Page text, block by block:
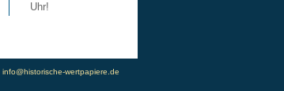
Uhr!
info@historische-wertpapiere.de